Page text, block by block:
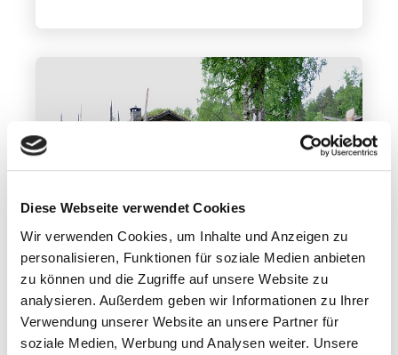
Diese Webseite verwendet Cookies
Wir verwenden Cookies, um Inhalte und Anzeigen zu
personalisieren, Funktionen für soziale Medien anbieten
zu können und die Zugriffe auf unsere Website zu
analysieren. Außerdem geben wir Informationen zu Ihrer
Verwendung unserer Website an unsere Partner für
soziale Medien, Werbung und Analysen weiter. Unsere
Entdeckungen-am-Wegesrand
Der Norwegerzaun